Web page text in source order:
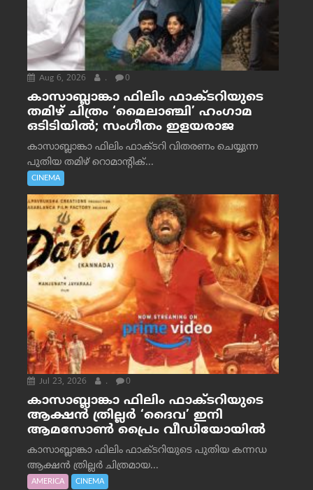
Aug 6, 2026 . 0
കാസാബ്ലാങ്കാ ഫിലിം ഫാക്ടറിയുടെ
തമിഴ് ചിത്രം ‘മൈലാഞ്ചി’ ഹംഗാമ
ഒടിടിയിൽ; സംഗീതം ഇളയരാജ
കാസാബ്ലാങ്കാ ഫിലിം ഫാക്ടറി വിതരണം ചെയ്യുന്ന
പുതിയ തമിഴ് റൊമാന്റിക്...
CINEMA
Jul 23, 2026 . 0
കാസാബ്ലാങ്കാ ഫിലിം ഫാക്ടറിയുടെ
ആക്ഷൻ ത്രില്ലർ ‘ദൈവ’ ഇനി
ആമസോൺ പ്രൈം വീഡിയോയിൽ
കാസാബ്ലാങ്കാ ഫിലിം ഫാക്ടറിയുടെ പുതിയ കന്നഡ
ആക്ഷൻ ത്രില്ലർ ചിത്രമായ...
AMERICA CINEMA